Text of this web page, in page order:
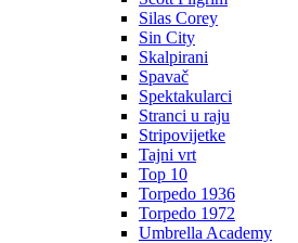
Silas Corey
Sin City
Skalpirani
Spavač
Spektakularci
Stranci u raju
Stripovijetke
Tajni vrt
Top 10
Torpedo 1936
Torpedo 1972
Umbrella Academy